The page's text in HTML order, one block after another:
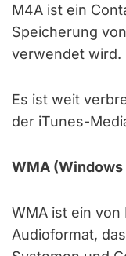
M4A ist ein
Speicherung
verwendet wird.
Es ist weit
der iTunes-
WMA (Windows
WMA ist ein
Audioformat,